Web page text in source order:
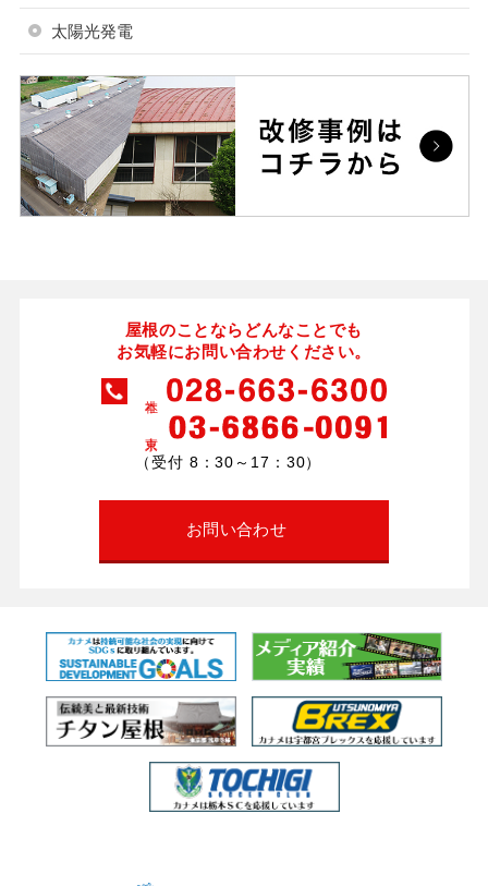
太陽光発電
屋根のことならどんなことでも
お気軽にお問い合わせください。
（受付 8：30～17：30）
お問い合わせ